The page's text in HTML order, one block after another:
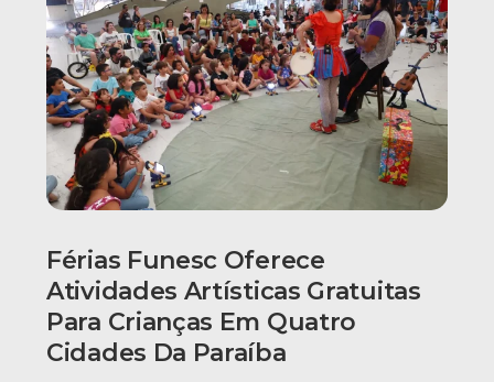
Férias Funesc Oferece
Atividades Artísticas Gratuitas
Para Crianças Em Quatro
Cidades Da Paraíba